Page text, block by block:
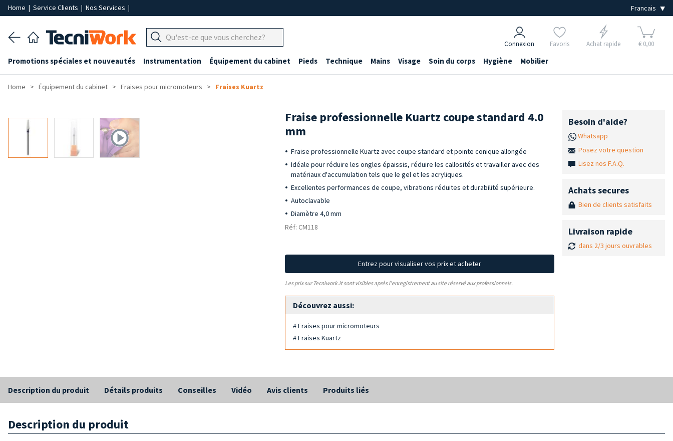
Home | Service Clients | Nos Services |
Connexion Favoris Achat rapide € 0,00
Promotions spéciales et nouveautés Instrumentation Équipement du cabinet Pieds Technique Mains Visage Soin du corps Hygiène Mobilier
Home Équipement du cabinet Fraises pour micromoteurs Fraises Kuartz
Fraise professionnelle Kuartz coupe standard 4.0
mm
Fraise professionnelle Kuartz avec coupe standard et pointe conique allongée
Idéale pour réduire les ongles épaissis, réduire les callosités et travailler avec des
matériaux d'accumulation tels que le gel et les acryliques.
Excellentes performances de coupe, vibrations réduites et durabilité supérieure.
Autoclavable
Diamètre 4,0 mm
Réf: CM118
Entrez pour visualiser vos prix et acheter
Les prix sur Tecniwork.it sont visibles après l'enregistrement au site réservé aux professionnels.
Découvrez aussi:
# Fraises pour micromoteurs
# Fraises Kuartz
Besoin d'aide?
Whatsapp
Posez votre question
Lisez nos F.A.Q.
Achats secures
Bien de clients satisfaits
Livraison rapide
dans 2/3 jours ouvrables
Description du produit Détails produits Conseilles Vidéo Avis clients Produits liés
Description du produit